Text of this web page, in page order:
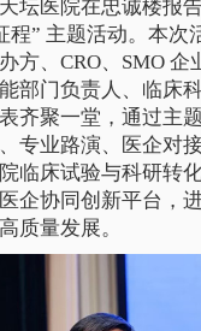
坛医院在忠诚楼报
程” 主题活动。本次
方、CRO、SMO 企
部门负责人、临床
齐聚一堂，通过主
专业路演、医企对
临床试验与科研转
企协同创新平台，
质量发展。